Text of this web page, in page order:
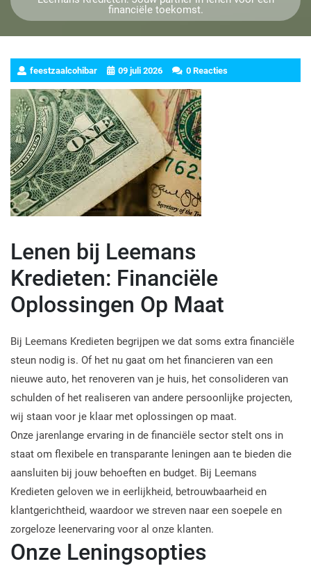
financiële toekomst.
feestzaalcohibar 09 juli 2026 0 Reacties
Lenen bij Leemans
Kredieten: Financiële
Oplossingen Op Maat
Bij Leemans Kredieten begrijpen we dat soms extra financiële
steun nodig is. Of het nu gaat om het financieren van een
nieuwe auto, het renoveren van je huis, het consolideren van
schulden of het realiseren van andere persoonlijke projecten,
wij staan voor je klaar met oplossingen op maat.
Onze jarenlange ervaring in de financiële sector stelt ons in
staat om flexibele en transparante leningen aan te bieden die
aansluiten bij jouw behoeften en budget. Bij Leemans
Kredieten geloven we in eerlijkheid, betrouwbaarheid en
klantgerichtheid, waardoor we streven naar een soepele en
zorgeloze leenervaring voor al onze klanten.
Onze Leningsopties